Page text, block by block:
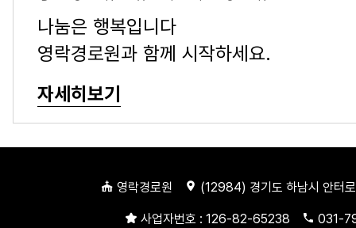
나눔은 행복입니다
영락경로원과 함께 시작하세요.
자세히보기
영락경로원 (12984) 경기도 하남시 안
사업자번호 : 126-82-65238 031-